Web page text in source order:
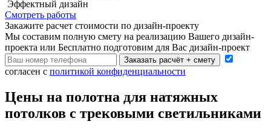
Эффектный дизайн
Смотреть работы
Закажите расчет cтоимости по дизайн-проекту
Мы составим полную смету на реализацию Вашего дизайн-
проекта или Бесплатно подготовим для Вас дизайн-проект
Заказать расчёт + смету
согласен с политикой конфиденциальности
Цены на полотна для натяжных
потолков с трековыми светильниками